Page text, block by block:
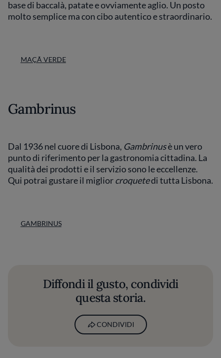
base di baccalà, patate e ovviamente aglio. Un posto
molto semplice ma con cibo autentico e straordinario.
MAÇÃ VERDE
Gambrinus
Dal 1936 nel cuore di Lisbona, Gambrinusè un vero
punto di riferimento per la gastronomia cittadina. La
qualità dei prodotti e il servizio sono le eccellenze.
Qui potrai gustare il migliorcroquetedi tutta Lisbona.
GAMBRINUS
Diffondi il gusto, condividi
questa storia.
CONDIVIDI